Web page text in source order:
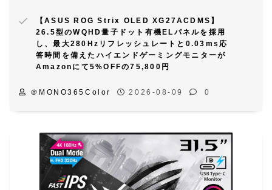
【ASUS ROG Strix OLED XG27ACDMS】
26.5型のWQHD量子ドット有機ELパネルを採用
し、最大280Hzリフレッシュレートと0.03ms応
答時間を備えたハイエンドゲーミングモニターが
Amazonにて5%OFFの75,800円
＠MONO365Color 2026-08-09 0